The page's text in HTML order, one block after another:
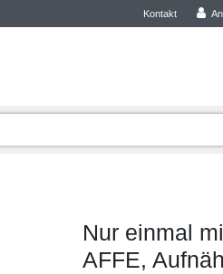
Kontakt
Nur einmal
AFFE,